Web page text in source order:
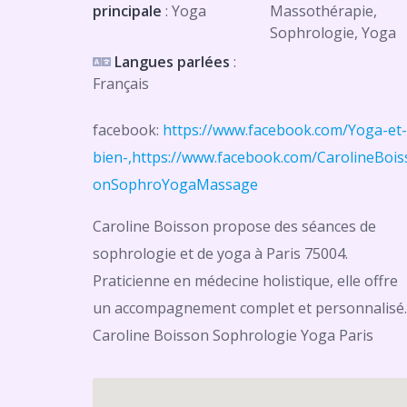
principale : Yoga
Massothérapie,
Sophrologie, Yoga
Langues parlées :
Français
facebook: https://www.facebook.com/Yoga-et-
bien-,https://www.facebook.com/
onSophroYogaMassage
Caroline Boisson propose des séances de
sophrologie et de yoga à Paris 75004.
Praticienne en médecine holistique, elle offre
un accompagnement complet et personnalisé.
Caroline Boisson Sophrologie Yoga Paris